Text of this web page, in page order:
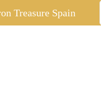
Treasure Spain